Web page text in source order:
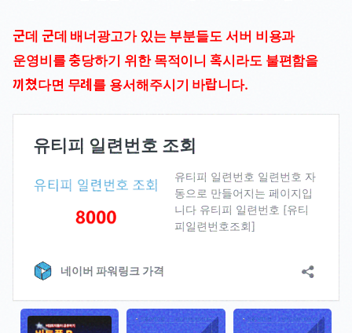
군데 군데 배너광고가 있는 부분들도 서버 비용과
운영비를 충당하기 위한 목적이니 혹시라도 불편함을
끼쳤다면 무례를 용서해주시기 바랍니다.